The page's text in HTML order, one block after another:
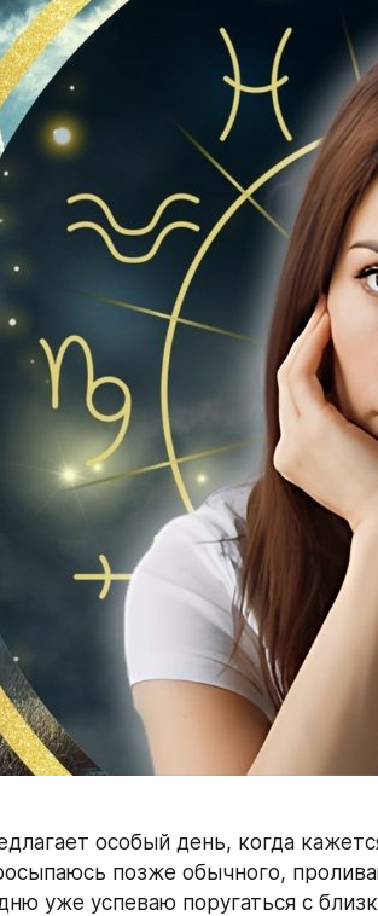
особый день, когда
позже обычного,
уже успеваю поругаться с